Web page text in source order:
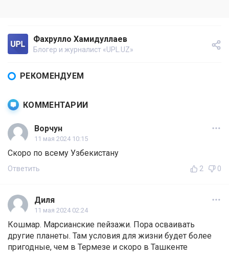
Фахрулло Хамидуллаев
Блогер и журналист «UPL.UZ»
РЕКОМЕНДУЕМ
КОММЕНТАРИИ
Ворчун
11 мая 2024 10:15
Скоро по всему Узбекистану
Ответить 2 0
Диля
11 мая 2024 02:24
Кошмар. Марсианские пейзажи. Пора осваивать
другие планеты. Там условия для жизни будет более
пригодные, чем в Термезе и скоро в Ташкенте